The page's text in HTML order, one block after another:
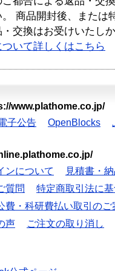
。 商品開封後、または
交換はお受けいたし
いて詳しくはこちら
www.plathome.co.jp/
子公告 OpenBlocks
ンについて
見積書・
質問
特定商取引法に
費・科研費払い取引のご
声 ご注文の取り消し